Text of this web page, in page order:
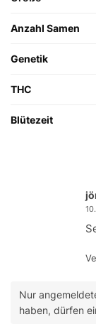
Anzahl Samen
Genetik
THC
Blütezeit
Nur
haben, dürfen